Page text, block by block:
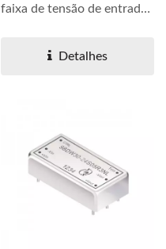
faixa de tensão de entrada
160Vdc....
Detalhes